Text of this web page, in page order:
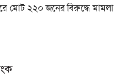
মোট ২২০ জনের বিরুদ্ধে মামলা